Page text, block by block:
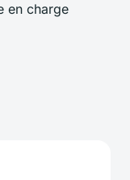
en charge